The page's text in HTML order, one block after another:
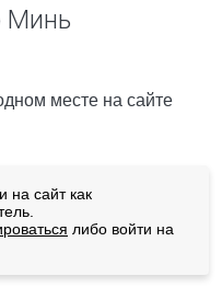
Минь
месте на сайте
на сайт как
либо войти на